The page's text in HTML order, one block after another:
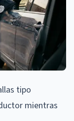
tipo
mientras